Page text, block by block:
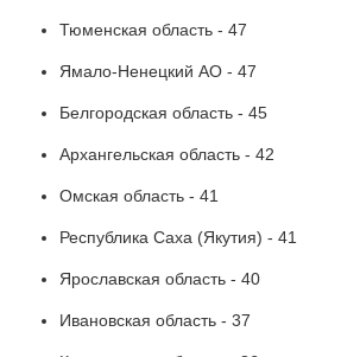
Тюменская область - 47
Ямало-Ненецкий АО - 47
Белгородская область - 45
Архангельская область - 42
Омская область - 41
Республика Саха (Якутия) - 41
Ярославская область - 40
Ивановская область - 37